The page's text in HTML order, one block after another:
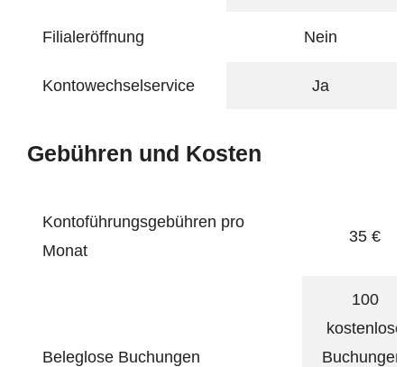
Filialeröffnung Nein
Kontowechselservice Ja
Gebühren und Kosten
Kontoführungsgebühren pro
Monat
35 €
Beleglose Buchungen
100
kostenlose